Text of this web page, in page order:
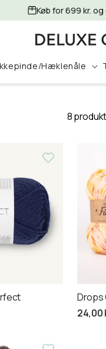
Køb for 699 kr.
Hæklenåle
8
Drops
24,00